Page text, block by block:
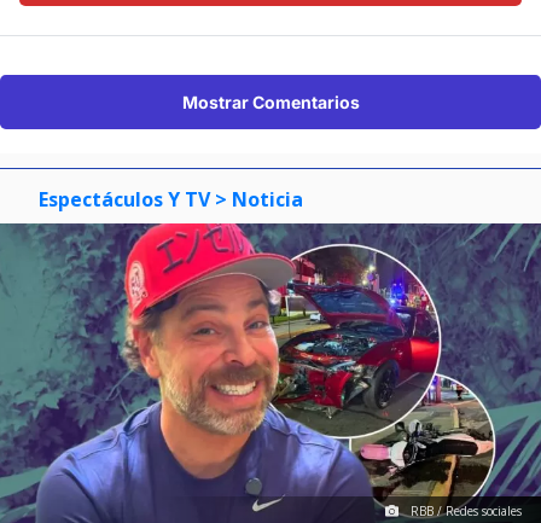
Mostrar Comentarios
Espectáculos Y TV > Noticia
RBB / Redes sociales